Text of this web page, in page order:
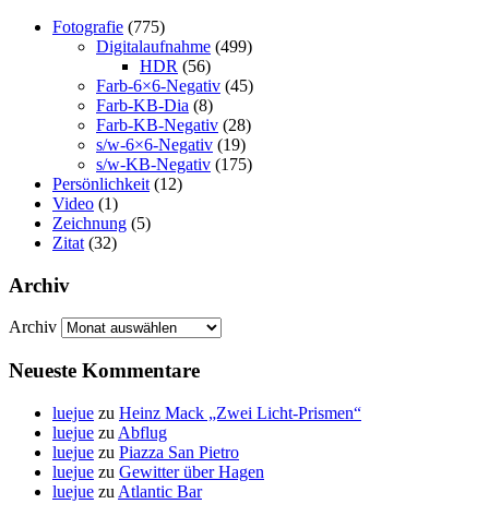
Fotografie (775)
Digitalaufnahme (499)
HDR (56)
Farb-6×6-Negativ (45)
Farb-KB-Dia (8)
Farb-KB-Negativ (28)
s/w-6×6-Negativ (19)
s/w-KB-Negativ (175)
Persönlichkeit (12)
Video (1)
Zeichnung (5)
Zitat (32)
Archiv
Archiv
Neueste Kommentare
luejue zu Heinz Mack „Zwei Licht-Prismen“
luejue zu Abflug
luejue zu Piazza San Pietro
luejue zu Gewitter über Hagen
luejue zu Atlantic Bar